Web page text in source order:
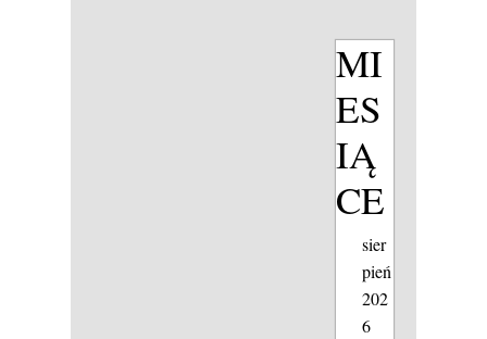
MI
ES
IĄ
CE
sier
pień
202
6